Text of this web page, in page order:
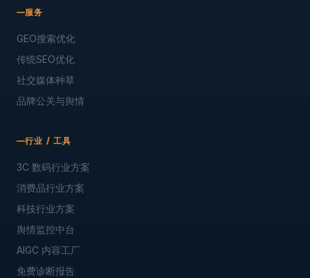
服务
GEO搜索优化
传统SEO优化
社交媒体种草
品牌公关与舆情
行业 / 工具
3C 数码行业方案
消费品行业方案
科技行业方案
舆情监控中台
AIGC 内容工厂
免费诊断报告